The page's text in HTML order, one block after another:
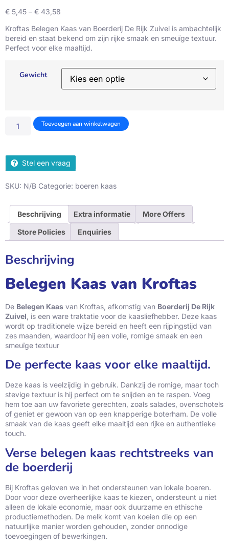
€ 5,45 – € 43,58
Kroftas Belegen Kaas van Boerderij De Rijk Zuivel is ambachtelijk
bereid en staat bekend om zijn rijke smaak en smeuïge textuur.
Perfect voor elke maaltijd.
Gewicht
Toevoegen aan winkelwagen
Stel een vraag
SKU: N/B Categorie: boeren kaas
Beschrijving Extra informatie More Offers
Store Policies Enquiries
Beschrijving
Belegen Kaas van Kroftas
De Belegen Kaas van Kroftas, afkomstig van Boerderij De Rijk
Zuivel , is een ware traktatie voor de kaasliefhebber. Deze kaas
wordt op traditionele wijze bereid en heeft een rijpingstijd van
zes maanden, waardoor hij een volle, romige smaak en een
smeuïge textuur
De perfecte kaas voor elke maaltijd.
Deze kaas is veelzijdig in gebruik. Dankzij de romige, maar toch
stevige textuur is hij perfect om te snijden en te raspen. Voeg
hem toe aan uw favoriete gerechten, zoals salades, ovenschotels
of geniet er gewoon van op een knapperige boterham. De volle
smaak van de kaas geeft elke maaltijd een rijke en authentieke
touch.
Verse belegen kaas rechtstreeks van
de boerderij
Bij Kroftas geloven we in het ondersteunen van lokale boeren.
Door voor deze overheerlijke kaas te kiezen, ondersteunt u niet
alleen de lokale economie, maar ook duurzame en ethische
productiemethoden. De melk komt van koeien die op een
natuurlijke manier worden gehouden, zonder onnodige
toevoegingen of bewerkingen.